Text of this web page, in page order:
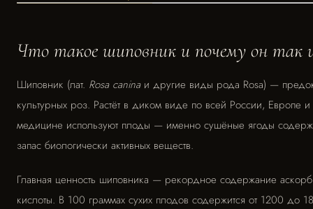
Что такое шиповник и почему он так
Шиповник (лат. Rosa caninaи другие виды рода Rosa) —
культурных роз. Растёт в диком виде по всей России, Европе
медицине используют плоды — именно сушёные ягоды
запас биологически активных веществ.
Главная ценность шиповника — рекордное содержание
кислоты. В 100 граммах сухих плодов содержится от 1200 до